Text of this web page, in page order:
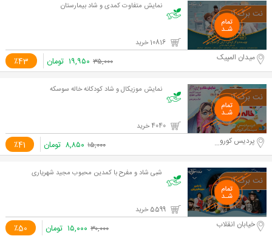
نمایش متفاوت کمدی و شاد بیمارستان
٪43 میدان المپیک ۳۵,۰۰۰ ۱۹,۹۵۰ تومان
نمایش موزیکال و شاد کودکانه خاله سوسکه
٪41 پردیس کوروش ۱۵,۰۰۰ ۸,۸۵۰ تومان
شبی شاد و مفرح با کمدین محبوب مجيد شهرياری
٪50 خیابان انقلاب ۳۰,۰۰۰ ۱۵,۰۰۰ تومان